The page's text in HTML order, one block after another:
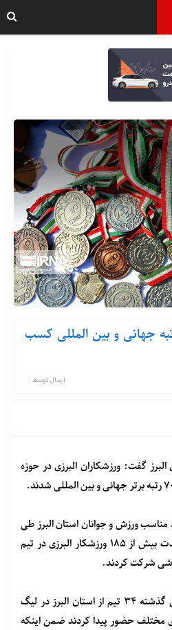
البرزی ۷۰ رتبه جهانی و بین المللی کسب
ارسال توسط :
گفت: ورزشکاران البرزی در حوزه
مناسب ورزش و جوانان استان البرز طی
سال گذشته، افزود: در این مدت بیش از ۱۸۵ ورزشکار البرزی در تیم
شرکت کردند.
وی اظهار کرد: در مجموع سال گذشته ۳۴ تیم از استان البرز در لیگ
مختلف حضور پیدا کردند ضمن اینکه